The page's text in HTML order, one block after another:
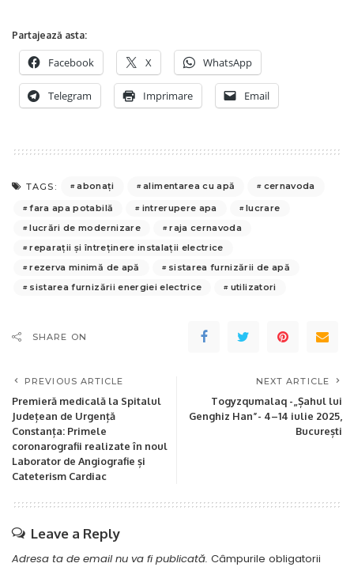
Partajează asta:
Facebook X WhatsApp
Telegram Imprimare Email
TAGS: abonați alimentarea cu apă
cernavoda
fara apa potabilă
intrerupere apa
lucrare
lucrări de modernizare
raja cernavoda
reparații și întreținere instalații electrice
rezerva minimă de apă
sistarea furnizării de apă
sistarea furnizării energiei electrice
utilizatori
SHARE ON
PREVIOUS ARTICLE
Premieră medicală la Spitalul
Județean de Urgență
Constanța: Primele
coronarografii realizate în noul
Laborator de Angiografie și
Cateterism Cardiac
NEXT ARTICLE
Togyzqumalaq -„Șahul lui
Genghiz Han”- 4–14 iulie 2025,
București
Leave a Reply
Adresa ta de email nu va fi publicată. Câmpurile obligatorii